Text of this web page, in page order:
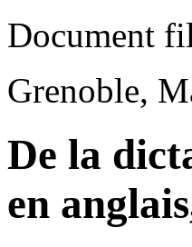
Document
Grenoble,
De la
en